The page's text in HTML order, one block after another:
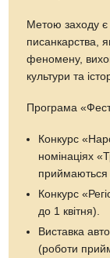
Метою заходу є
писанкарства,
феномену,
культури та
Програма
Конкурс
номінаціях
приймаються
Конкурс
до 1 квітня).
Виставка
(роботи